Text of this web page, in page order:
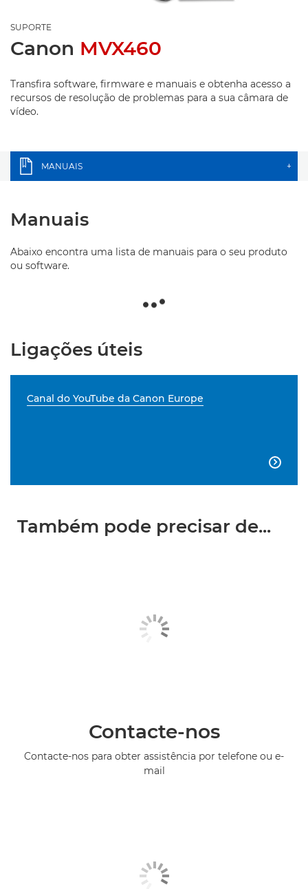
SUPORTE
Canon MVX460
Transfira software, firmware e manuais e obtenha acesso a
recursos de resolução de problemas para a sua câmara de
vídeo.
MANUAIS +
Manuais
Abaixo encontra uma lista de manuais para o seu produto
ou software.
Ligações úteis
Canal do YouTube da Canon Europe

Também pode precisar de...
Contacte-nos
Contacte-nos para obter assistência por telefone ou e-
mail